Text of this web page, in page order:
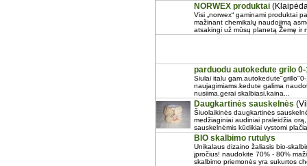
NORWEX produktai
Visi „norwex“ gaminami produktai
mažinant chemikalų naudojimą
atsakingi už mūsų planetą Žemę ir
parduodu autokedute grilo
Siulai italu
naujagimiams.kedute galima
nusiima,gerai skalbiasi.kaina...
Daugkartinės sauskelnės
Šiuolaikinės daugkartinės
medžiaginiai audiniai praleidžia
sauskelnėmis kūdikiai vystomi
BIO skalbimo rutulys
Unikalaus dizaino žaliasis bio-
įpročius! naudokite 70% - 80%
skalbimo priemonės yra sukurtos